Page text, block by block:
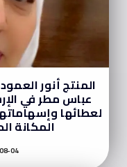
المنتج أنور
عباس مطر في
لعطائها
المكانة
08-04